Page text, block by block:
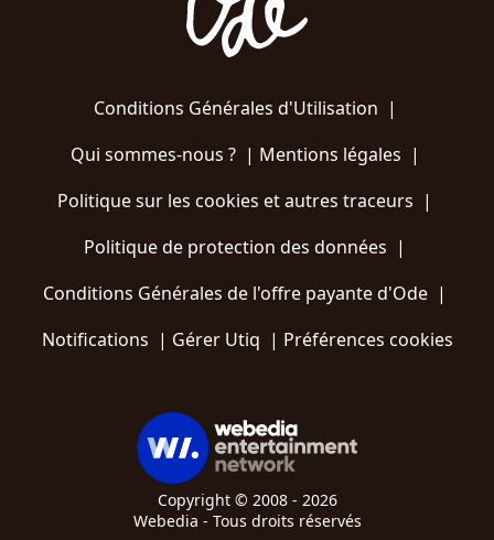
Conditions Générales d'Utilisation |
Qui sommes-nous ?| Mentions légales |
Politique sur les cookies et autres traceurs |
Politique de protection des données |
Conditions Générales de l'offre payante d'Ode |
Notifications | Gérer Utiq | Préférences cookies
Copyright © 2008 - 2026
Webedia - Tous droits réservés